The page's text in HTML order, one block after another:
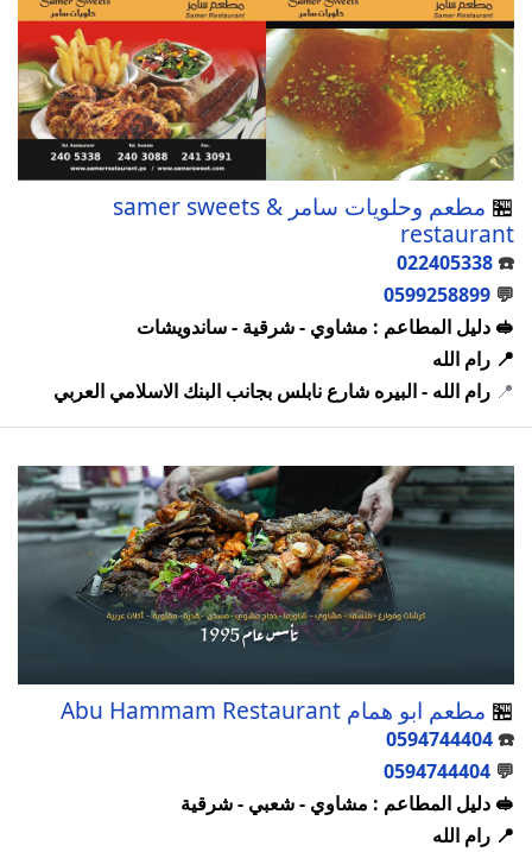
🏪
مطعم وحلويات سامر samer sweets &
restaurant
☎️
022405338
💬
0599258899
🥪 دليل المطاعم : مشاوي - شرقية - ساندويشات
📍 رام الله
📍 رام الله - البيره شارع نابلس بجانب البنك الاسلامي العربي
🏪 مطعم ابو همام Abu Hammam Restaurant
☎️
0594744404
💬
0594744404
🥪 دليل المطاعم : مشاوي - شعبي - شرقية
📍 رام الله